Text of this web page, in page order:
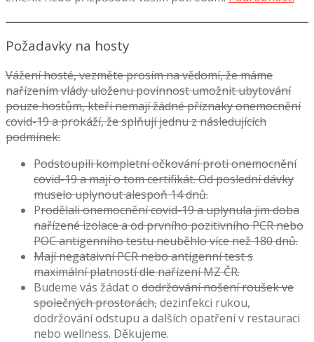
Požadavky na hosty
Vážení hosté, vezměte prosím na vědomí, že máme
nařízením vlády uloženu povinnost umožnit ubytování
pouze hostům, kteří nemají žádné příznaky onemocnění
covid-19 a prokáží, že splňují jednu z následujících
podmínek:
Podstoupili kompletní očkování proti onemocnění
covid-19 a mají o tom certifikát. Od poslední dávky
muselo uplynout alespoň 14 dnů.
Prodělali onemocnění covid-19 a uplynula jim doba
nařízené izolace a od prvního pozitivního PCR nebo
POC antigenního testu neuběhlo více než 180 dnů.
Mají negataivní PCR nebo antigenní test s
maximální platností dle nařízení MZ ČR.
Budeme vás žádat o dodržování nošení roušek ve
společných prostorách,dezinfekci rukou,
dodržování odstupu a dalších opatření v restauraci
nebo wellness. Děkujeme.